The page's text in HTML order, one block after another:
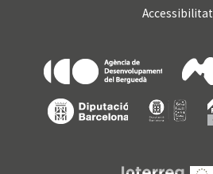
Accessibilitat